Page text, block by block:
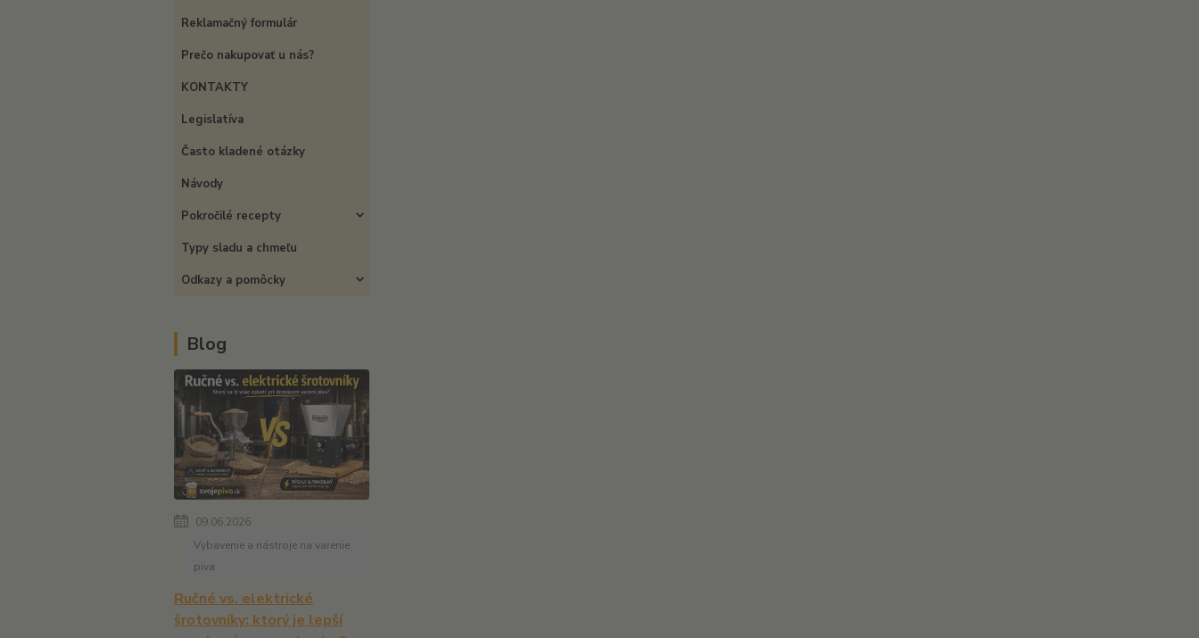
Reklamačný formulár
Prečo nakupovať u nás?
KONTAKTY
Legislatíva
Často kladené otázky
Návody
Pokročilé recepty
Typy sladu a chmeľu
Odkazy a pomôcky
Blog
09.06.2026
Vybavenie a nástroje na varenie
piva
Ručné vs. elektrické
šrotovníky: ktorý je lepší